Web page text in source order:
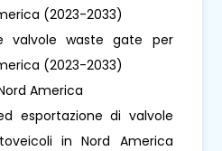
(2023-2033)
valvole waste gate per
(2023-2033)
America
esportazione di valvole
in Nord America